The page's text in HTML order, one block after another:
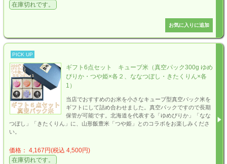
在庫切れです。
PICK UP
ギフト6点セット キューブ米（真空パック300g ゆめ
ぴりか・つや姫×各２、ななつぼし・きたくりん×各
1）
当店でおすすめのお米を小さなキューブ型真空パック米を
ギフトにして詰め合わせました。真空パックですので長期
保管が可能です。北海道を代表する「ゆめぴりか」「なな
つぼし」「きたくりん」に、山形飯豊米「つや姫」とのコラボをお楽しみくださ
い。
価格： 4,167円(税込 4,500円)
在庫切れです。